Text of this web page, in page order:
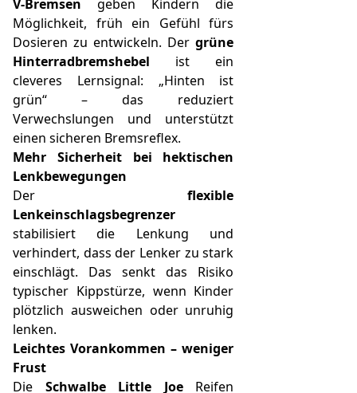
V-Bremsen geben Kindern die
Möglichkeit, früh ein Gefühl fürs
Dosieren zu entwickeln. Dergrüne
Hinterradbremshebel ist ein
cleveres Lernsignal: „Hinten ist
grün“ – das reduziert
Verwechslungen und unterstützt
einen sicheren Bremsreflex.
Mehr Sicherheit bei hektischen
Lenkbewegungen
Derflexible
Lenkeinschlagsbegrenzer
stabilisiert die Lenkung und
verhindert, dass der Lenker zu stark
einschlägt. Das senkt das Risiko
typischer Kippstürze, wenn Kinder
plötzlich ausweichen oder unruhig
lenken.
Leichtes Vorankommen – weniger
Frust
Die Schwalbe Little JoeReifen